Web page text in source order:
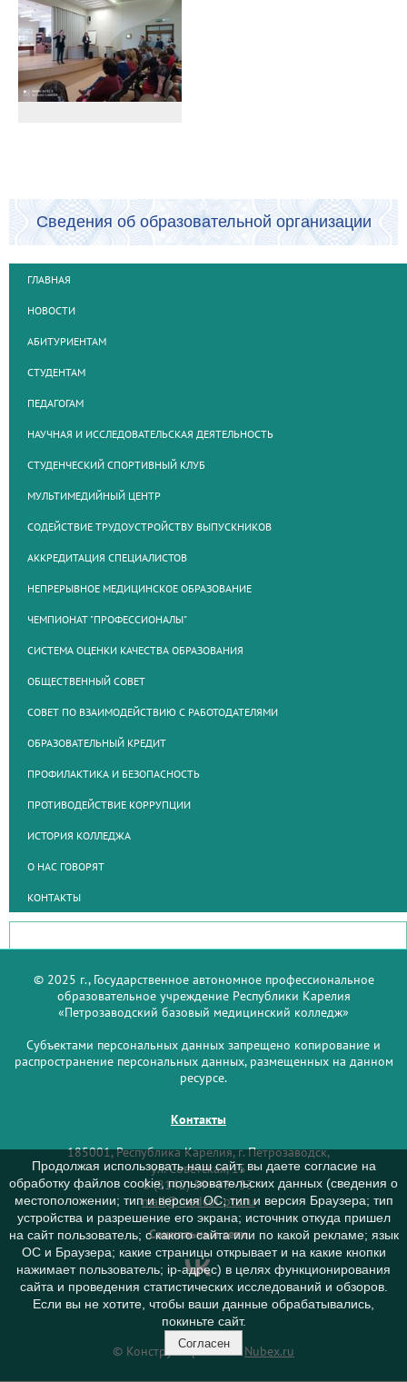
Сведения об образовательной организации
ГЛАВНАЯ
НОВОСТИ
АБИТУРИЕНТАМ
СТУДЕНТАМ
ПЕДАГОГАМ
НАУЧНАЯ И ИССЛЕДОВАТЕЛЬСКАЯ ДЕЯТЕЛЬНОСТЬ
СТУДЕНЧЕСКИЙ СПОРТИВНЫЙ КЛУБ
МУЛЬТИМЕДИЙНЫЙ ЦЕНТР
СОДЕЙСТВИЕ ТРУДОУСТРОЙСТВУ ВЫПУСКНИКОВ
АККРЕДИТАЦИЯ СПЕЦИАЛИСТОВ
НЕПРЕРЫВНОЕ МЕДИЦИНСКОЕ ОБРАЗОВАНИЕ
ЧЕМПИОНАТ "ПРОФЕССИОНАЛЫ"
СИСТЕМА ОЦЕНКИ КАЧЕСТВА ОБРАЗОВАНИЯ
ОБЩЕСТВЕННЫЙ СОВЕТ
СОВЕТ ПО ВЗАИМОДЕЙСТВИЮ С РАБОТОДАТЕЛЯМИ
ОБРАЗОВАТЕЛЬНЫЙ КРЕДИТ
ПРОФИЛАКТИКА И БЕЗОПАСНОСТЬ
ПРОТИВОДЕЙСТВИЕ КОРРУПЦИИ
ИСТОРИЯ КОЛЛЕДЖА
О НАС ГОВОРЯТ
КОНТАКТЫ
© 2025 г., Государственное автономное профессиональное
образовательное учреждение Республики Карелия
«Петрозаводский базовый медицинский колледж»
Субъектами персональных данных запрещено копирование и
распространение персональных данных, размещенных на данном
ресурсе.
Контакты
185001, Республика Карелия, г. Петрозаводск,
ул. Советская, 15
8 (8142) 59–93–33
mail@medcol-ptz.ru
Социальные сети
© Конструктор сайтов Nubex.ru
Продолжая использовать наш сайт, вы даете согласие на
обработку файлов cookie, пользовательских данных (сведения о
местоположении; тип и версия ОС; тип и версия Браузера; тип
устройства и разрешение его экрана; источник откуда пришел
на сайт пользователь; с какого сайта или по какой рекламе; язык
ОС и Браузера; какие страницы открывает и на какие кнопки
нажимает пользователь; ip-адрес) в целях функционирования
сайта и проведения статистических исследований и обзоров.
Если вы не хотите, чтобы ваши данные обрабатывались,
покиньте сайт.
Согласен